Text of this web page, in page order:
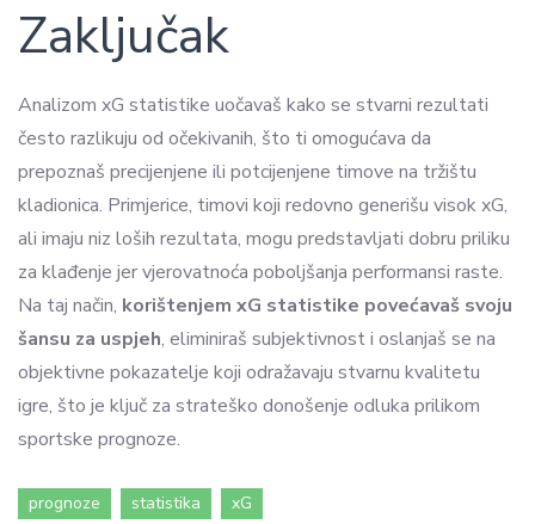
Zaključak
Analizom xG statistike uočavaš kako se stvarni rezultati
često razlikuju od očekivanih, što ti omogućava da
prepoznaš precijenjene ili potcijenjene timove na tržištu
kladionica. Primjerice, timovi koji redovno generišu visok xG,
ali imaju niz loših rezultata, mogu predstavljati dobru priliku
za klađenje jer vjerovatnoća poboljšanja performansi raste.
Na taj način, korištenjem xG statistike povećavaš svoju
šansu za uspjeh, eliminiraš subjektivnost i oslanjaš se na
objektivne pokazatelje koji odražavaju stvarnu kvalitetu
igre, što je ključ za strateško donošenje odluka prilikom
sportske prognoze.
prognoze statistika xG